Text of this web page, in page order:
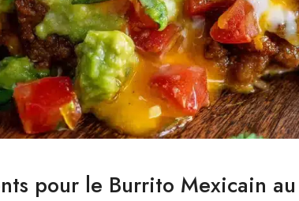
pour le Burrito Mexicain